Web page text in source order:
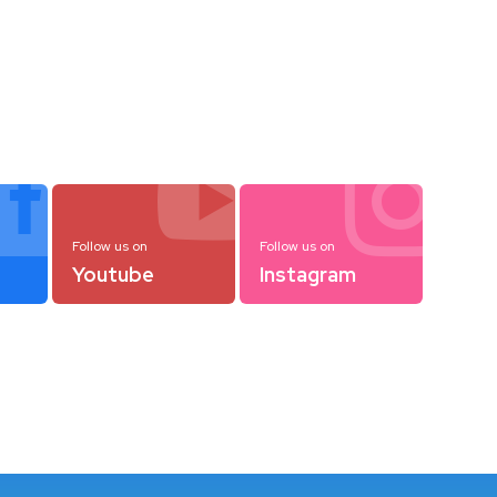

Follow us on
Youtube

Follow us on
Instagram